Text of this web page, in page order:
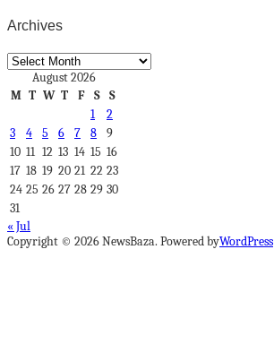
Archives
Archives
August 2026
M T W T F S
S
1
2
3
4 5 6 7 8
9
10 11 12 13 14 15 16
17 18 19 20 21 22 23
24 25 26 27 28 29 30
31
« Jul
Copyright © 2026 NewsBaza. Powered byWordPress